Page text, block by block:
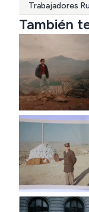
Trabajadores
También